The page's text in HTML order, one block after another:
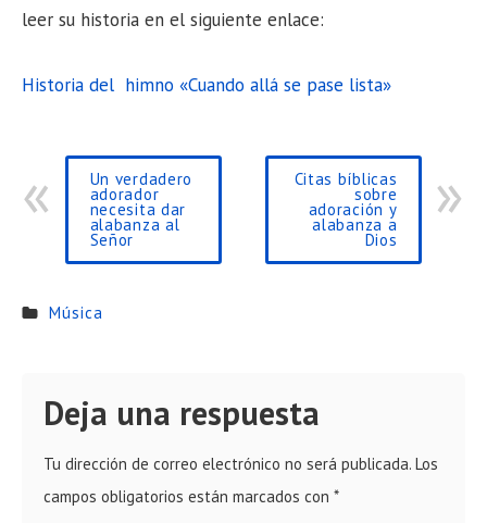
leer su historia en el siguiente enlace:
Historia del himno «Cuando allá se pase lista»
Un verdadero
adorador
necesita dar
alabanza al
Señor
Citas bíblicas
sobre
adoración y
alabanza a
Dios
Música
Deja una respuesta
Tu dirección de correo electrónico no será publicada. Los
campos obligatorios están marcados con *